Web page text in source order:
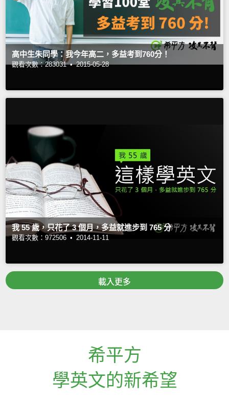
高中生朱同學：我今年高二，多益考到760分！
觀看次數：283031 • 2015-05-28
我 55 歲，只花了 3 個月，多益就進步到 765 分
觀看次數：972506 • 2014-11-11
載入更多
希平方
學英文的新希望